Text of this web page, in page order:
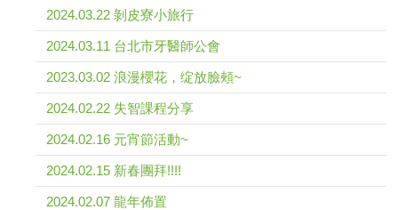
2024.03.22 剝皮寮小旅行
2024.03.11 台北市牙醫師公會
2023.03.02 浪漫櫻花，绽放臉頰~
2024.02.22 失智課程分享
2024.02.16 元宵節活動~
2024.02.15 新春團拜!!!!
2024.02.07 龍年佈置